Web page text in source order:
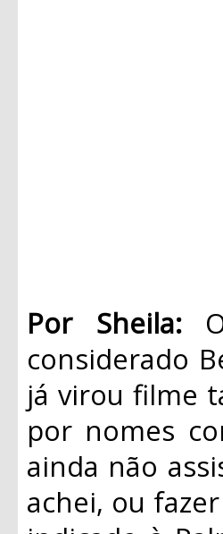
Por Sheila:
considerado
já virou filme
por nomes
ainda não
achei, ou